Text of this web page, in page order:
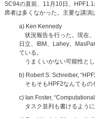
SC94の直前、11月10日、
席者は多くなかった。主要な講演
a) Ken Kennedy
状況報告を行った。現在
日立、IBM、Lahey、
ている。
うまくいかない可能性と
b) Robert S. Schreiber,
そもそもHPF2なんてもの
c) Ian Foster,
タスク並列も書けるように